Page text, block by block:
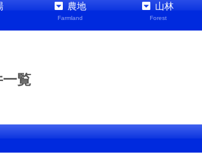
農地
Farmland
山林
Forest
覧